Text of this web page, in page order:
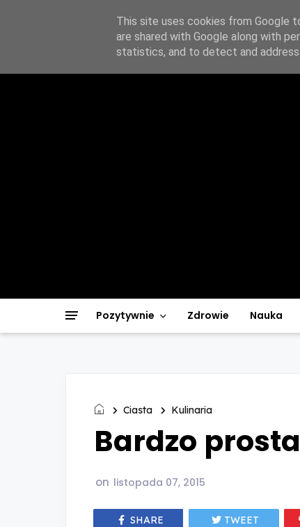
Z notatnika O
Pozytywnie Zdrowie Nauka
Ciasta Kulinaria
Bardzo
on listopada 07, 2015
SHARE TWEET
This site uses cookies from Google
are shared with Google along with
statistics, and to detect and address